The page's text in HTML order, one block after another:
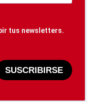
tus newsletters.
SUSCRIBIRSE